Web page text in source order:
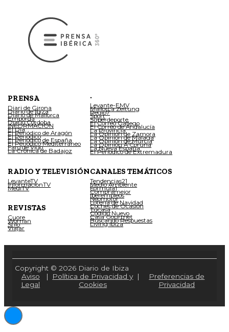
PRENSA
Diari de Girona
Diario de Ibiza
Diario de Mallorca
Empordà
Diario Córdoba
INFORMACIÓN
El Día
El Periódico de Aragón
El Periódico
El Periódico de España
El Periódico Mediterráneo
Faro de Vigo
La Crónica de Badajoz
.
Levante-EMV
Mallorca Zeitung
Regio7
Sport
Superdeporte
El Correo Gallego
El Correo de Andalucía
La Provincia
La Opinión de Zamora
La Opinión de Málaga
La Opinión de Murcia
La Opinión A Coruña
La Nueva España
El Periódico de Extremadura
RADIO Y TELEVISIÓN
LevanteTV
InformacionTV
MediTV
REVISTAS
Cuore
Woman
Stilo
Viajar
CANALES TEMÁTICOS
Tendencias21
Medio Ambiente
Fórmula1
Compramejor
Iberempleos
Neomotor
Lotería de Navidad
Coches de Ocasión
Tucasa
Código Nuevo
Casa Gourmet
Buscando Respuestas
Living Ibiza
Copyright © 2026 Diario de Ibiza
Aviso
Legal
|
Política de Privacidad y
Cookies
|
Preferencias de
Privacidad